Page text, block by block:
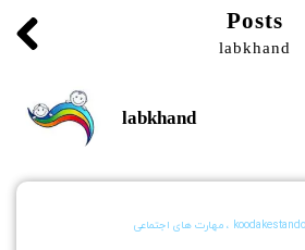
Posts
labkhand
labkhand
،مهارت های اجتماعی